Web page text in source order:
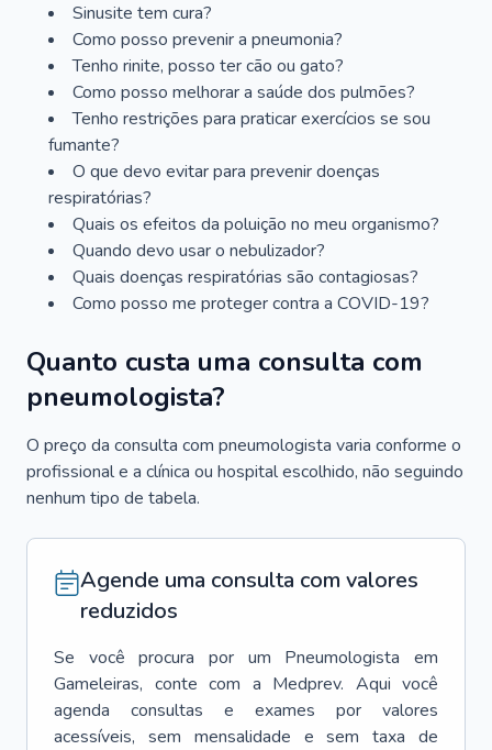
Sinusite tem cura?
Como posso prevenir a pneumonia?
Tenho rinite, posso ter cão ou gato?
Como posso melhorar a saúde dos pulmões?
Tenho restrições para praticar exercícios se sou
fumante?
O que devo evitar para prevenir doenças
respiratórias?
Quais os efeitos da poluição no meu organismo?
Quando devo usar o nebulizador?
Quais doenças respiratórias são contagiosas?
Como posso me proteger contra a COVID-19?
Quanto custa uma consulta com
pneumologista?
O preço da consulta com pneumologista varia conforme o
profissional e a clínica ou hospital escolhido, não seguindo
nenhum tipo de tabela.
Agende uma consulta com valores
reduzidos
Se você procura por um Pneumologista
em
Gameleiras, conte com a Medprev. Aqui você
agenda consultas e exames por valores
acessíveis, sem mensalidade e sem taxa de